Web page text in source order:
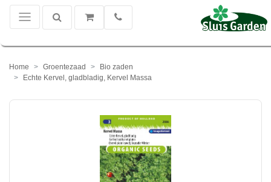
Home Groentezaad
Bio zaden
Echte Kervel, gladbladig, Kervel Massa